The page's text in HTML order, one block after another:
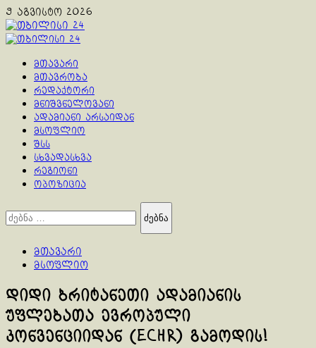
Skip
to
content
9 აგვისტო 2026
Primary
მთავარი
მთავრობა
რედაქტორი
მნიშვნელოვანი
ადამიანი არსაიდან
მსოფლიო
შსს
სხვადასხვა
რეგიონი
ოპოზიცია
ძებნა:
მთავარი
მსოფლიო
დიდი ბრიტანეთი ადამიანის
უფლებათა ევროპული
კონვენციიდან (ECHR) გამოდის!